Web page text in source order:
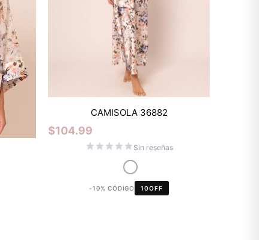
CAMISOLA 36882
$104.99
Sin reseñas
-10% CÓDIGO 10OFF
Mixtwo - Lencería y Ropa